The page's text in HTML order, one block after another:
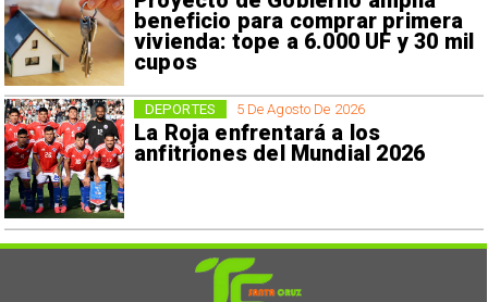
beneficio para comprar primera
vivienda: tope a 6.000 UF y 30 mil
cupos
5 De Agosto De 2026
La Roja enfrentará a los
anfitriones del Mundial 2026
DEPORTES